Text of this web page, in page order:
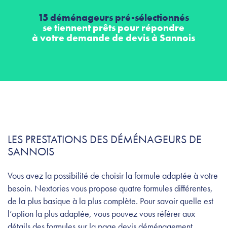
15 déménageurs pré-sélectionnés
se tiennent prêts pour répondre
à votre demande de devis à Sannois
LES PRESTATIONS DES DÉMÉNAGEURS DE
SANNOIS
Vous avez la possibilité de choisir la formule adaptée à votre
besoin. Nextories vous propose quatre formules différentes,
de la plus basique à la plus complète. Pour savoir quelle est
l’option la plus adaptée, vous pouvez vous référer aux